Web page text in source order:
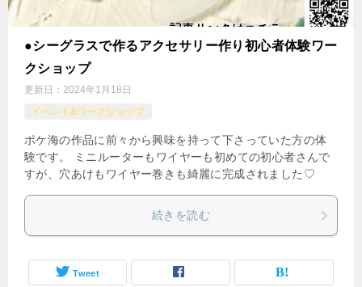
●シーグラスで作るアクセサリー作り初心者体験ワー
クショップ
更新日： 2024年1月18日
イベント&ワークショップ
ポケ海の作品に前々から興味を持って下さっていた方の体
験です。 ミニルーターもワイヤーも初めての初心者さんで
すが、穴あけもワイヤー巻きも綺麗に完成されました♡
続きを読む
Tweet